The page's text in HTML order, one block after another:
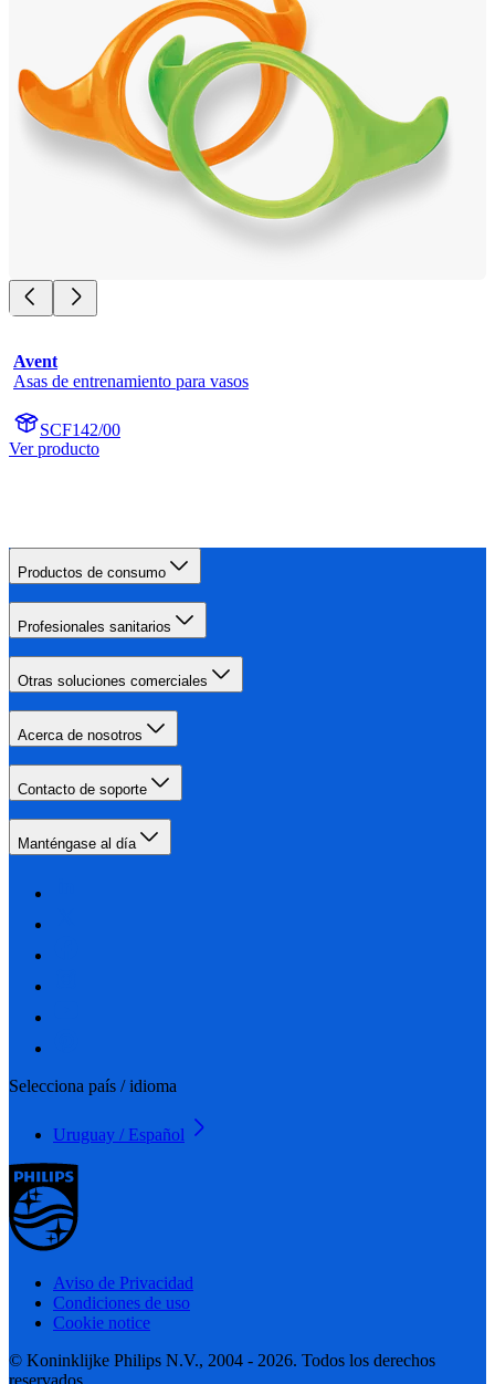
Avent
Asas de entrenamiento para vasos
SCF142/00
Ver producto
Productos de consumo
Profesionales sanitarios
Otras soluciones comerciales
Acerca de nosotros
Contacto de soporte
Manténgase al día
Selecciona país / idioma
Uruguay / Español
Aviso de Privacidad
Condiciones de uso
Cookie notice
© Koninklijke Philips N.V., 2004 - 2026. Todos los derechos